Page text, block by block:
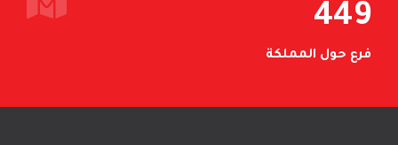
449
فرع حول المملكة